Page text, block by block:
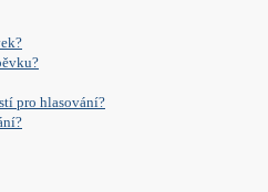
pro hlasování?